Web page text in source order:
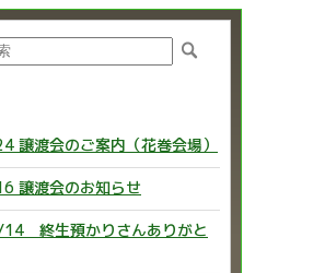
譲渡会のご案内（花巻会場）
譲渡会のお知らせ
終生預かりさんありがと